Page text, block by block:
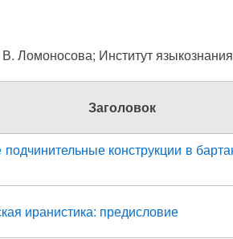
Ломоносова; Институт
Заголовок
конструкции в
иранистика: предисловие